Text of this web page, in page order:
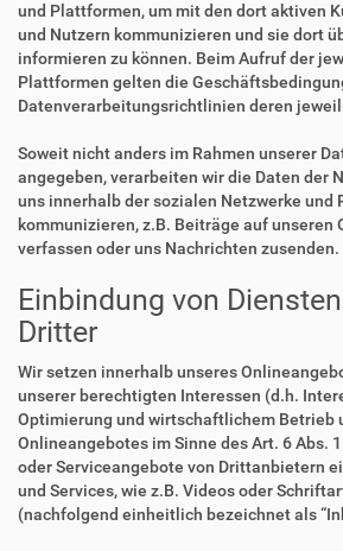
und Plattformen, um mit den dort aktiven
und Nutzern kommunizieren und sie dort
informieren zu können. Beim Aufruf der
Plattformen gelten die
Datenverarbeitungsrichtlinien deren
Soweit nicht anders im Rahmen unserer
angegeben, verarbeiten wir die Daten der
uns innerhalb der sozialen Netzwerke und
kommunizieren, z.B. Beiträge auf unseren
verfassen oder uns Nachrichten zusenden.
Einbindung von
Dritter
Wir setzen innerhalb unseres
unserer berechtigten Interessen (d.h.
Optimierung und wirtschaftlichem Betrieb
Onlineangebotes im Sinne des Art. 6 Abs.
oder Serviceangebote von Drittanbietern
und Services, wie z.B. Videos oder
(nachfolgend einheitlich bezeichnet als